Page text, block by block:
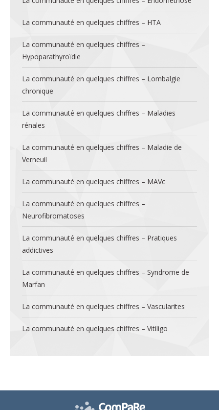
La communauté en quelques chiffres – HTA
La communauté en quelques chiffres –
Hypoparathyroïdie
La communauté en quelques chiffres – Lombalgie
chronique
La communauté en quelques chiffres – Maladies
rénales
La communauté en quelques chiffres – Maladie de
Verneuil
La communauté en quelques chiffres – MAVc
La communauté en quelques chiffres –
Neurofibromatoses
La communauté en quelques chiffres – Pratiques
addictives
La communauté en quelques chiffres – Syndrome de
Marfan
La communauté en quelques chiffres – Vascularites
La communauté en quelques chiffres – Vitiligo